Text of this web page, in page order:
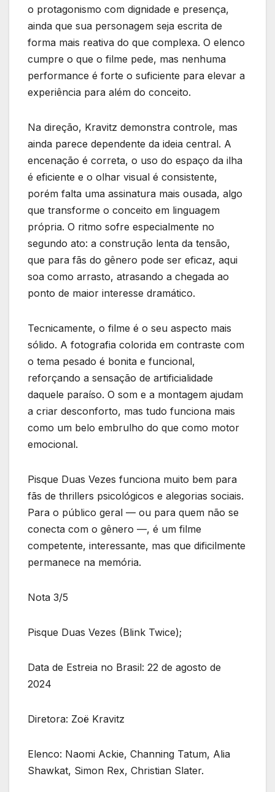
o protagonismo com dignidade e presença,
ainda que sua personagem seja escrita de
forma mais reativa do que complexa. O elenco
cumpre o que o filme pede, mas nenhuma
performance é forte o suficiente para elevar a
experiência para além do conceito.
Na direção, Kravitz demonstra controle, mas
ainda parece dependente da ideia central. A
encenação é correta, o uso do espaço da ilha
é eficiente e o olhar visual é consistente,
porém falta uma assinatura mais ousada, algo
que transforme o conceito em linguagem
própria. O ritmo sofre especialmente no
segundo ato: a construção lenta da tensão,
que para fãs do gênero pode ser eficaz, aqui
soa como arrasto, atrasando a chegada ao
ponto de maior interesse dramático.
Tecnicamente, o filme é o seu aspecto mais
sólido. A fotografia colorida em contraste com
o tema pesado é bonita e funcional,
reforçando a sensação de artificialidade
daquele paraíso. O som e a montagem ajudam
a criar desconforto, mas tudo funciona mais
como um belo embrulho do que como motor
emocional.
Pisque Duas Vezes funciona muito bem para
fãs de thrillers psicológicos e alegorias sociais.
Para o público geral — ou para quem não se
conecta com o gênero —, é um filme
competente, interessante, mas que dificilmente
permanece na memória.
Nota 3/5
Pisque Duas Vezes (Blink Twice);
Data de Estreia no Brasil: 22 de agosto de
2024
Diretora: Zoë Kravitz
Elenco: Naomi Ackie, Channing Tatum, Alia
Shawkat, Simon Rex, Christian Slater.